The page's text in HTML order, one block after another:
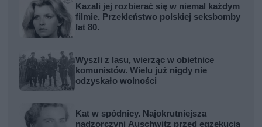
Kazali jej rozbierać się w niemal każdym
filmie. Przekleństwo polskiej seksbomby
lat 80.
Wyszli z lasu, wierząc w obietnice
komunistów. Wielu już nigdy nie
odzyskało wolności
Kat w spódnicy. Najokrutniejsza
nadzorczyni Auschwitz przed egzekucją